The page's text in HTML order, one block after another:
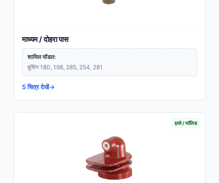
माध्यम / दोहरा पास
शामिल मॉडल:
बुशिंग 180, 198, 285, 254, 281
5 चित्र देखें
इको / सॉलिड